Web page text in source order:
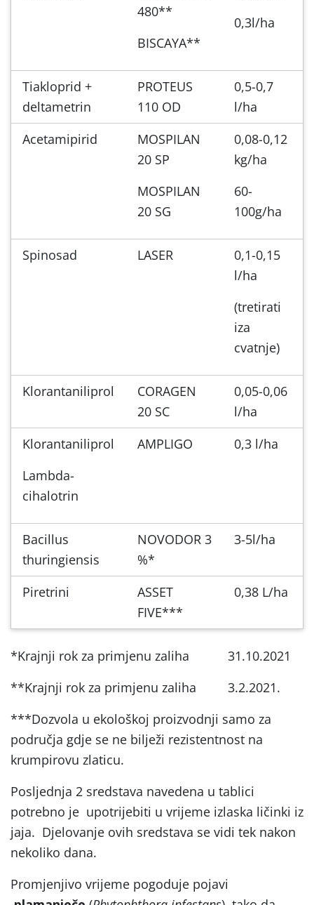
480**
BISCAYA**
0,3l/ha
Tiakloprid +
deltametrin
PROTEUS
110 OD
0,5-0,7
l/ha
Acetamipirid
MOSPILAN
20 SP
MOSPILAN
20 SG
0,08-0,12
kg/ha
60-
100g/ha
Spinosad LASER
0,1-0,15
l/ha
(tretirati
iza
cvatnje)
Klorantaniliprol
CORAGEN
20 SC
0,05-0,06
l/ha
Klorantaniliprol
Lambda-
cihalotrin
AMPLIGO 0,3 l/ha
Bacillus
thuringiensis
NOVODOR 3
%*
3-5l/ha
Piretrini
ASSET
FIVE***
0,38 L/ha
*Krajnji rok za primjenu zaliha 31.10.2021
**Krajnji rok za primjenu zaliha 3.2.2021.
***Dozvola u ekološkoj proizvodnji samo za
područja gdje se ne bilježi rezistentnost na
krumpirovu zlaticu.
Posljednja 2 sredstava navedena u tablici
potrebno je upotrijebiti u vrijeme izlaska ličinki iz
jaja. Djelovanje ovih sredstava se vidi tek nakon
nekoliko dana.
Promjenjivo vrijeme pogoduje pojavi